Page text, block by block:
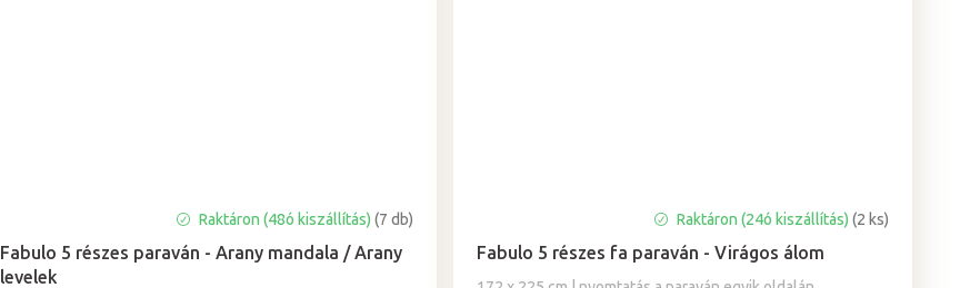
Fabulo 5 részes paraván - Arany mandala / Arany
levelek
termék
átlagos
Raktáron (48ó kiszállítás) (7 db)
Fabulo 5 részes fa paraván - Virágos álom
Raktáron (24ó kiszállítás) (2 ks)